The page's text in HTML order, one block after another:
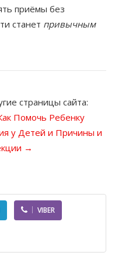
приёмы без
станет привычным
страницы сайта:
Помочь Ребенку
у Детей и Причины и
→
VIBER